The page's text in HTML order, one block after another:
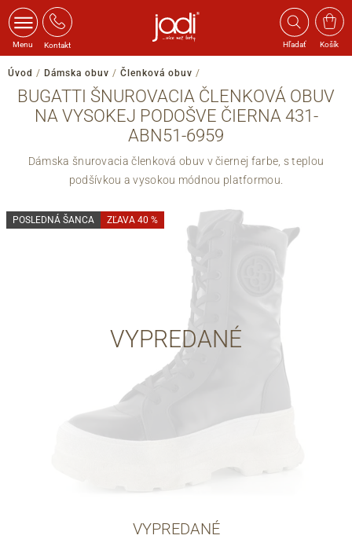
Menu Kontakt Hľadať Košík
Úvod / Dámska obuv / Členková obuv /
BUGATTI ŠNUROVACIA ČLENKOVÁ OBUV
NA VYSOKEJ PODOŠVE ČIERNA 431-
ABN51-6959
Dámska šnurovacia členková obuv v čiernej farbe, s teplou
podšívkou a vysokou módnou platformou.
VYPREDANÉ
POSLEDNÁ ŠANCA ZĽAVA 40 %
VYPREDANÉ